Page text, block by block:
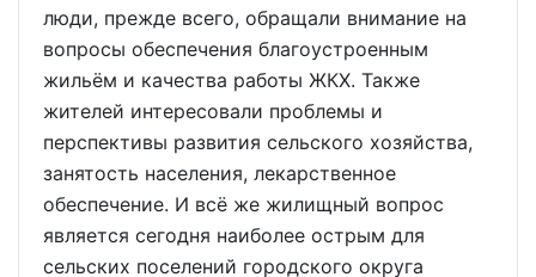
люди, прежде всего, обращали внимание на
вопросы обеспечения благоустроенным
жильём и качества работы ЖКХ. Также
жителей интересовали проблемы и
перспективы развития сельского хозяйства,
занятость населения, лекарственное
обеспечение. И всё же жилищный вопрос
является сегодня наиболее острым для
сельских поселений городского округа